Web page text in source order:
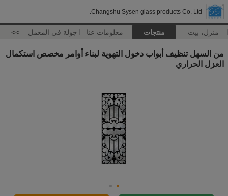
Changshu Sysen glass products Co. Ltd.
منزل، بيت منتجات معلومات عنا جولة في المعمل >>
من السهل تنظيف أبواب دخول التهوية لبناء أوامر مخصص استكمال
العزل الحراري